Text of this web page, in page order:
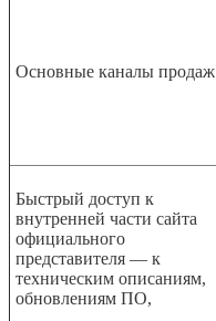
Основные каналы продаж
Быстрый доступ к
внутренней части сайта
официального
представителя — к
техническим описаниям,
обновлениям ПО,